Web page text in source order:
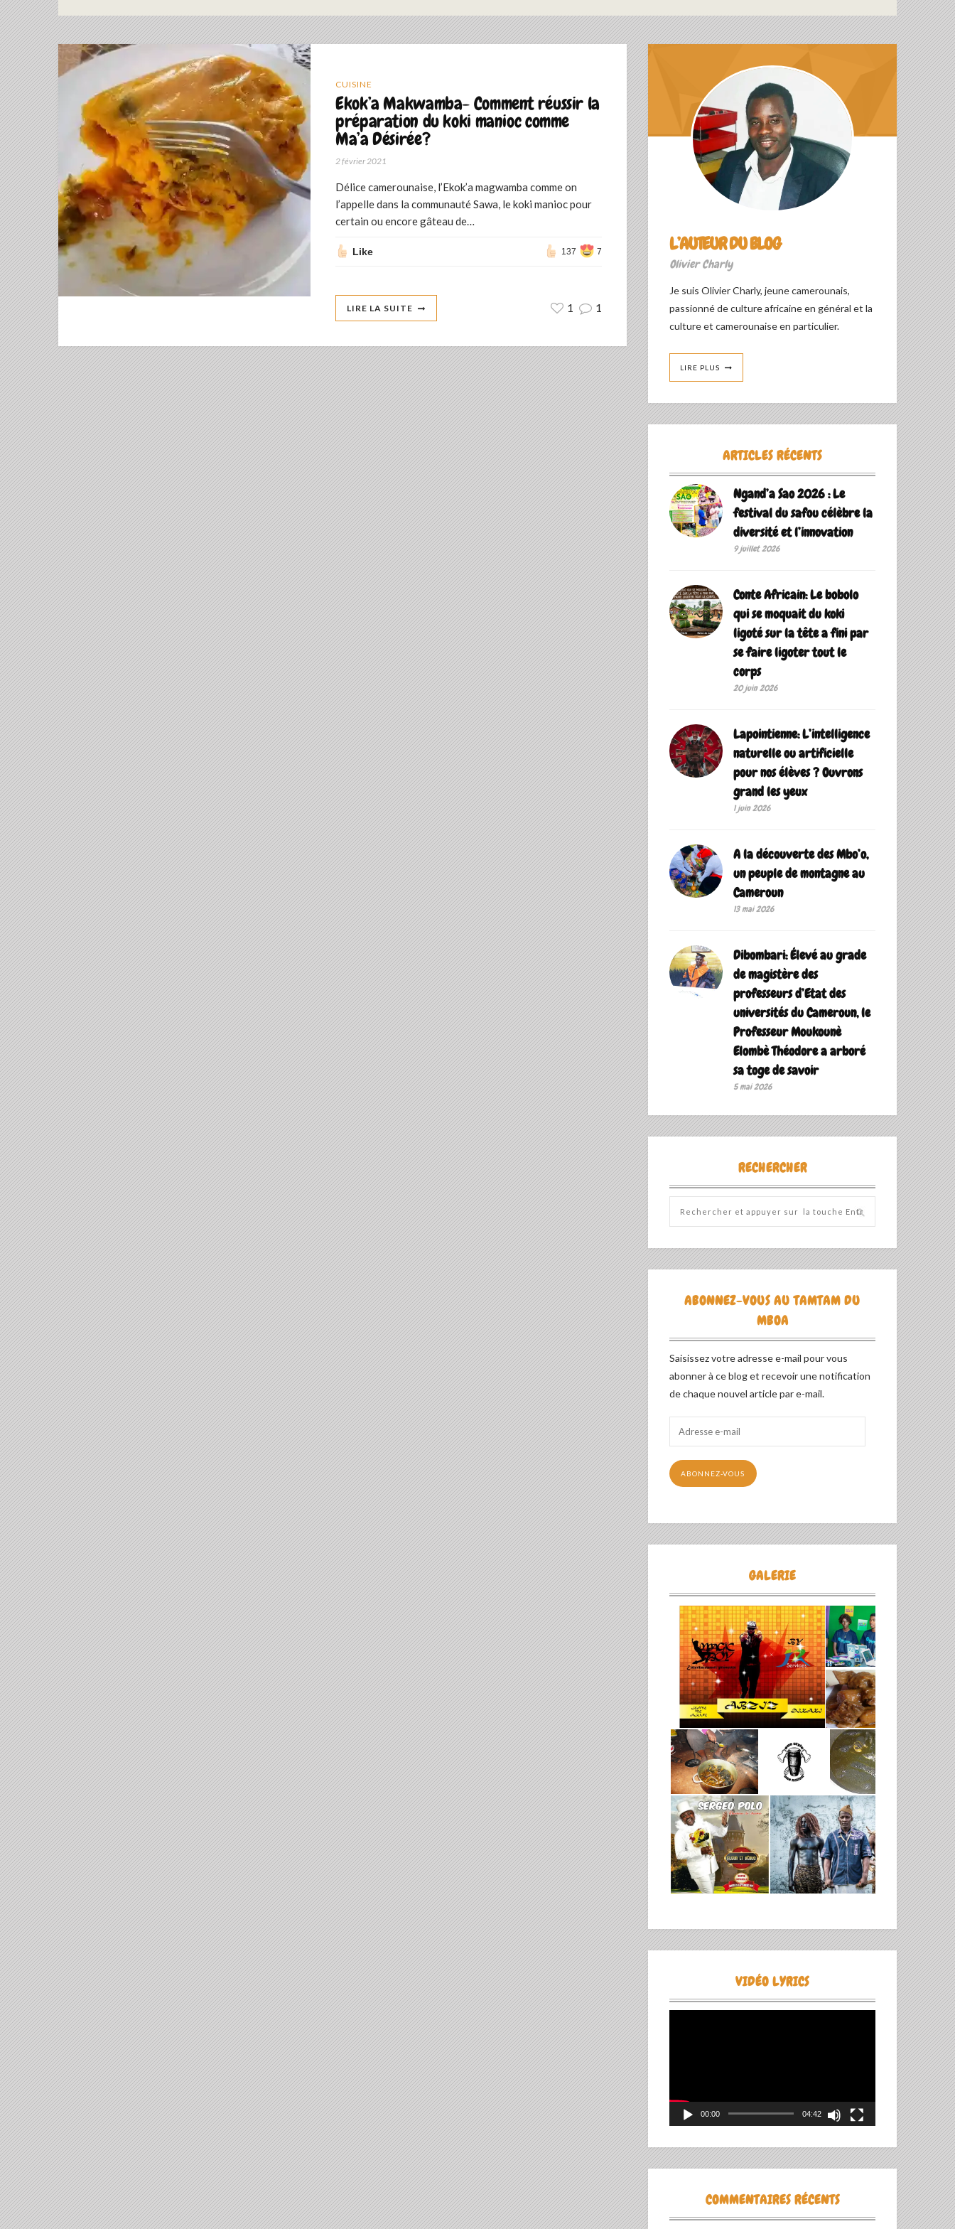
CUISINE
Ekok’a Makwamba- Comment réussir la
préparation du koki manioc comme
Ma’a Désirée?
2 février 2021
Délice camerounaise, l’Ekok’a magwamba comme on
l’appelle dans la communauté Sawa, le koki manioc pour
certain ou encore gâteau de…
Like 137 7
LIRE LA SUITE 1 1
L’AUTEUR DU BLOG
Olivier Charly
Je suis Olivier Charly, jeune camerounais,
passionné de culture africaine en général et la
culture et camerounaise en particulier.
LIRE PLUS
ARTICLES RÉCENTS
Ngand’a Sao 2026 : Le
festival du safou célèbre la
diversité et l’innovation
9 juillet 2026
Conte Africain: Le bobolo
qui se moquait du koki
ligoté sur la tête a fini par
se faire ligoter tout le
corps
20 juin 2026
Lapointienne: L’intelligence
naturelle ou artificielle
pour nos élèves ? Ouvrons
grand les yeux
1 juin 2026
A la découverte des Mbo’o,
un peuple de montagne au
Cameroun
13 mai 2026
Dibombari: Élevé au grade
de magistère des
professeurs d’Etat des
universités du Cameroun, le
Professeur Moukounè
Elombè Théodore a arboré
sa toge de savoir ‎
5 mai 2026
RECHERCHER
ABONNEZ-VOUS AU TAMTAM DU
MBOA
Saisissez votre adresse e-mail pour vous
abonner à ce blog et recevoir une notification
de chaque nouvel article par e-mail.
mail
ABONNEZ-VOUS
GALERIE
VIDÉO LYRICS
00:00 04:42
COMMENTAIRES RÉCENTS